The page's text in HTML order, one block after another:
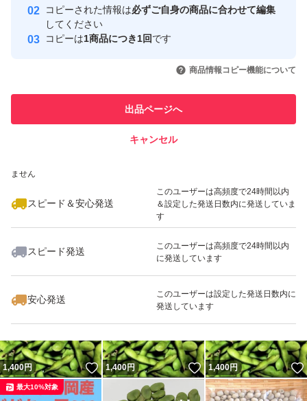
取引実績
引を完了させた実績があります
での取引実績があります
ません
スピード＆安心発送
このユーザーは高頻度で24時間以内
＆設定した発送日数内に発送していま
す
スピード発送
このユーザーは高頻度で24時間以内
に発送しています
安心発送
このユーザーは設定した発送日数内に
発送しています
コピーされた情報は必ずご自身の商品に合わせて編集
してください
コピーは1商品につき1回です
商品情報コピー機能について
出品ページへ
キャンセル
いいね！
1,400
1,400円 いいね！
1,400円 いいね！
1,400円
最大10%対象